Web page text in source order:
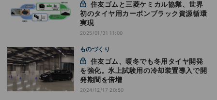
初のタイヤ用カーボンブラック資源循環
実現
2025/01/31 11:00
ものづくり
を強化。氷上試験用の冷却装置導入で開
発期間を倍増
2024/12/17 20:50